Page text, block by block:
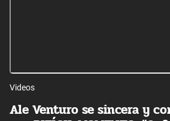
Videos
Ale Venturo se sincera y